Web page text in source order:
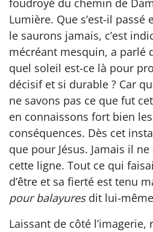
foudroyé du chemin de
Lumière. Que s’est-il passé
le saurons jamais, c’est
mécréant mesquin, a parlé
quel soleil est-ce là pour
décisif et si durable ? Car
ne savons pas ce que fut
en connaissons fort bien
conséquences. Dès cet
que pour Jésus. Jamais il
cette ligne. Tout ce qui
d’être et sa fierté est tenu
pour balayuresdit lui-même
Laissant de côté l’imagerie,